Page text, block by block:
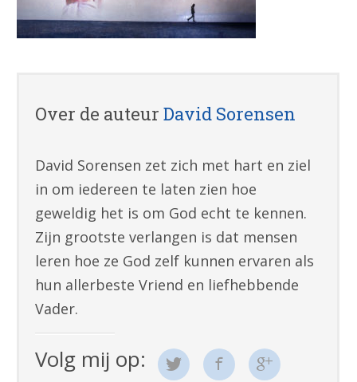
Over de auteurDavid Sorensen
David Sorensen zet zich met hart en ziel
in om iedereen te laten zien hoe
geweldig het is om God echt te kennen.
Zijn grootste verlangen is dat mensen
leren hoe ze God zelf kunnen ervaren als
hun allerbeste Vriend en liefhebbende
Vader.
Volg mij op: